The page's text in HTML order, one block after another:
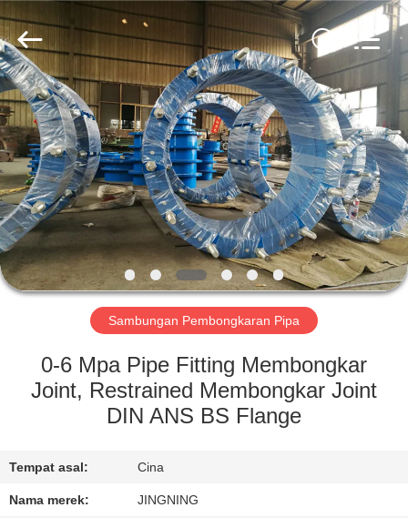
RUMAH
PRODUK
TAMPILAN
VR
TENTANG
TUR
KONTROL
KUALITAS
Songjiang
Jingning
Shock
Absorber
Co.,Ltd..
All
Rights
Reserved.
Sambungan Pembongkaran Pipa
0-6 Mpa Pipe Fitting Membongkar
Joint, Restrained Membongkar Joint
DIN ANS BS Flange
Tempat asal: Cina
Nama merek: JINGNING